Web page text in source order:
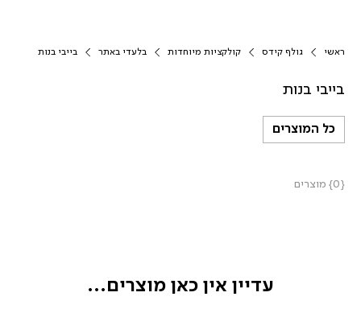
ראשי גולף קידס קולקציות מיוחדות בלעדי באתר בייבי בנות
בייבי בנות
כל המוצרים
{0} מוצרים
עדיין אין כאן מוצרים...